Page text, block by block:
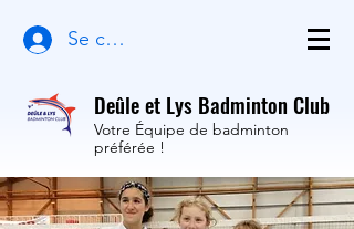
Se connecter
Deûle et Lys Badminton Club
Votre Équipe de badminton
préférée !